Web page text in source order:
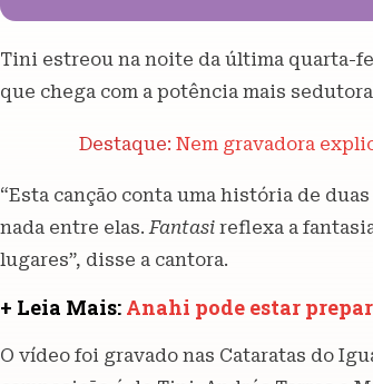
Tini estreou na noite da última quarta-
que chega com a potência mais
Destaque:Nem gravadora
“Esta canção conta uma história de
nada entre elas.Fantasi reflexa a
lugares”, disse a cantora.
+ Leia Mais: Anahi pode estar
O vídeo foi gravado nas Cataratas do